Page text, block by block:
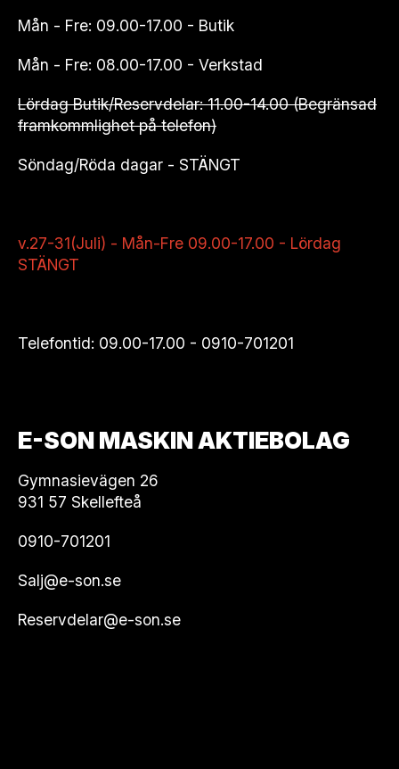
Mån - Fre: 09.00-17.00 - Butik
Mån - Fre: 08.00-17.00 - Verkstad
Lördag Butik/Reservdelar: 11.00-14.00 (Begränsad
framkommlighet på telefon)
Söndag/Röda dagar - STÄNGT
v.27-31(Juli) - Mån-Fre 09.00-17.00 - Lördag
STÄNGT
Telefontid: 09.00-17.00 - 0910-701201
E-SON MASKIN AKTIEBOLAG
Gymnasievägen 26
931 57 Skellefteå
0910-701201
Salj@e-son.se
Reservdelar@e-son.se